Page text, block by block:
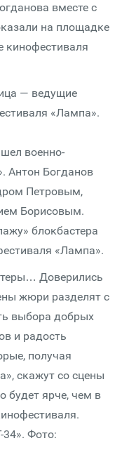
вместе с
на площадке
кинофестиваля
— ведущие
«Лампа».
военно-
Антон Богданов
Петровым,
Борисовым.
блокбастера
«Лампа».
Доверились
жюри разделят с
выбора добрых
и радость
получая
скажут со сцены
будет ярче, чем в
Фото: